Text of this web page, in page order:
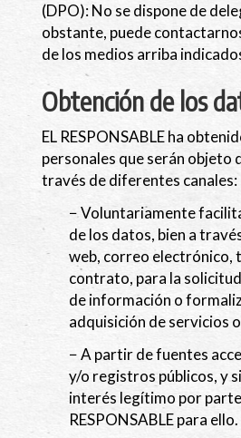
(DPO): No se dispone de
obstante, puede
de los medios arriba
Obtención de los
EL RESPONSABLE ha
personales que serán objeto
través de diferentes canales:
− Voluntariamente
de los datos, bien a
web, correo electrónico,
contrato, para la
de información o
adquisición de servicios
− A partir de fuentes
y/o registros públicos, y
interés legítimo por parte
RESPONSABLE para ello.